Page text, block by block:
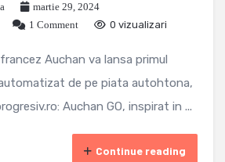
martie 29, 2024
1 Comment 0 vizualizari
Auchan va lansa primul
de pe piata autohtona,
Auchan GO, inspirat in ...
Continue reading